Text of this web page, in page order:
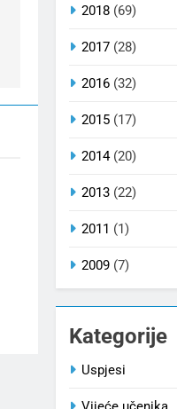
2018 (69)
2017 (28)
2016 (32)
2015 (17)
2014(20)
2013 (22)
2011 (1)
2009 (7)
Kategorije
Uspjesi